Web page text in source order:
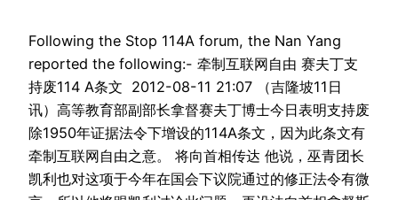
Following the Stop 114A forum, the Nan Yang
reported the following:- 牵制互联网自由 赛夫丁支
持废114 A条文 2012-08-11 21:07 （吉隆坡11日
讯）高等教育部副部长拿督赛夫丁博士今日表明支持废
除1950年证据法令下增设的114A条文，因为此条文有
牵制互联网自由之意。 将向首相传达 他说，巫青团长
凯利也对这项于今年在国会下议院通过的修正法令有微